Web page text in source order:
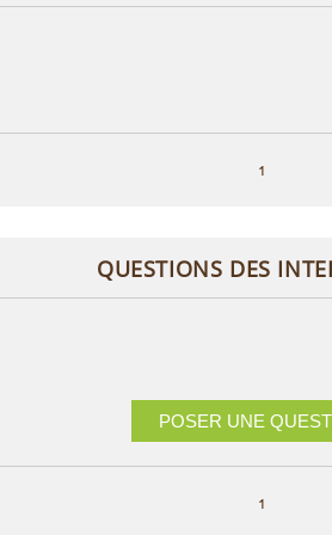
1
QUESTIONS DES
POSER UNE
1